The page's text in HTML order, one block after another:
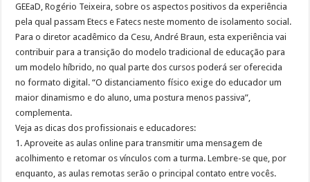
GEEaD, Rogério Teixeira, sobre os aspectos positivos da experiência
pela qual passam Etecs e Fatecs neste momento de isolamento social.
Para o diretor acadêmico da Cesu, André Braun, esta experiência vai
contribuir para a transição do modelo tradicional de educação para
um modelo híbrido, no qual parte dos cursos poderá ser oferecida
no formato digital. “O distanciamento físico exige do educador um
maior dinamismo e do aluno, uma postura menos passiva”,
complementa.
Veja as dicas dos profissionais e educadores:
1. Aproveite as aulas online para transmitir uma mensagem de
acolhimento e retomar os vínculos com a turma. Lembre-se que, por
enquanto, as aulas remotas serão o principal contato entre vocês.